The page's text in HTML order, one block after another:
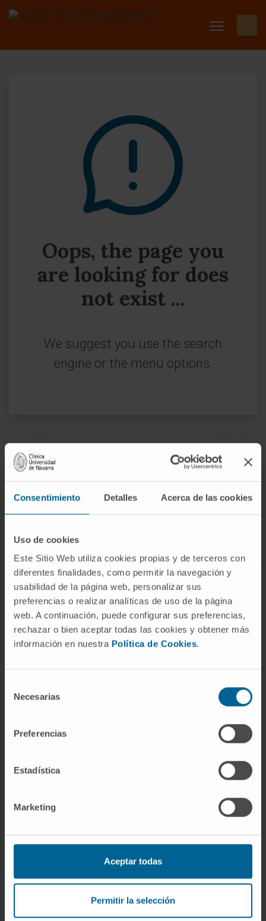
Consentimiento Detalles Acerca de las cookies
Uso de cookies
Este Sitio Web utiliza cookies propias y de terceros con
diferentes finalidades, como permitir la navegación y
usabilidad de la página web, personalizar sus
preferencias o realizar analíticas de uso de la página
web. A continuación, puede configurar sus preferencias,
rechazar o bien aceptar todas las cookies y obtener más
información en nuestra Política de Cookies.
Necesarias
Preferencias
Estadística
Marketing
Aceptar todas
Permitir la selección
Oops, the page you
are looking for does
not exist ...
We suggest you use the search
engine or the menu options.
ABOUT CIMA
Who we are
Research Center of the Clinica
Campus of the Universidad de Navarra
Our Researchers
Technology platforms